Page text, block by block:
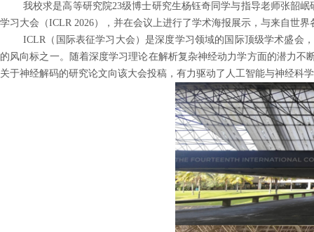
我校求是高等研究院23级博士研究生杨钰奇同学与指导老师张韶岷
学习大会（ICLR 2026），并在会议上进行了学术海报展示，与来自世
ICLR（国际表征学习大会）是深度学习领域的国际顶级学术盛会，
的风向标之一。随着深度学习理论在解析复杂神经动力学方面的潜力
关于神经解码的研究论文向该大会投稿，有力驱动了人工智能与神经科